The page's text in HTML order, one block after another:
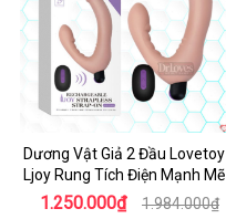
Dương Vật Giả 2 Đầu Lovetoy
Ljoy Rung Tích Điện Mạnh Mẽ
1.250.000₫ 1.984.000₫